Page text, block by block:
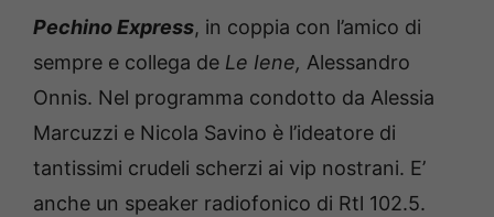
Pechino Express, in coppia con l’amico di
sempre e collega de Le Iene, Alessandro
Onnis. Nel programma condotto da Alessia
Marcuzzi e Nicola Savino è l’ideatore di
tantissimi crudeli scherzi ai vip nostrani. E’
anche un speaker radiofonico di Rtl 102.5.